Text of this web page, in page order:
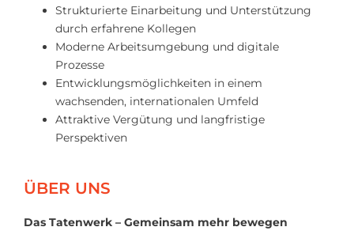
Strukturierte Einarbeitung und Unterstützung
durch erfahrene Kollegen
Moderne Arbeitsumgebung und digitale
Prozesse
Entwicklungsmöglichkeiten in einem
wachsenden, internationalen Umfeld
Attraktive Vergütung und langfristige
Perspektiven
ÜBER UNS
Das Tatenwerk – Gemeinsam mehr bewegen